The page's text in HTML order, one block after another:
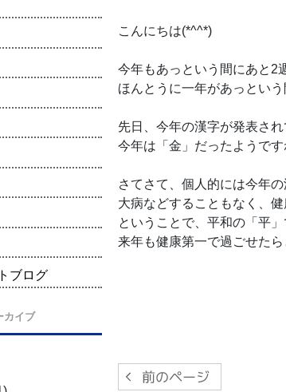
こんにちは(*^^*)
今年もあっという間にあと2
ほんとうに一年があっという
先日、今年の漢字が発表され
今年は「金」だったようです
さてさて、個人的には今年
大病などすることもなく、
ということで、平和の「平」
来年も健康第一で過ごせたら
ブログ
カイブ